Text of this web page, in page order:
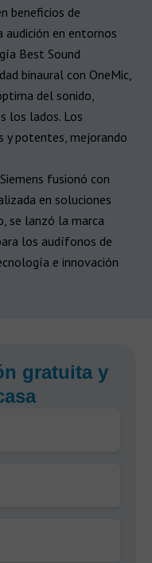
beneficios de
audición en entornos
Best Sound
binaural con OneMic,
del sonido,
los lados. Los
y potentes, mejorando
fusionó con
en soluciones
se lanzó la marca
los audífonos de
e innovación
gratuita y